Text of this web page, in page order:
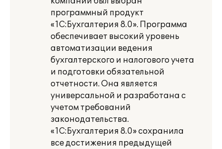
программный продукт
«1С:Бухгалтерия 8.0». Программа
обеспечивает высокий уровень
автоматизации ведения
бухгалтерского и налогового учета
и подготовки обязательной
отчетности. Она является
универсальной и разработана с
учетом требований
законодательства.
«1С:Бухгалтерия 8.0» сохранила
все достижения предыдущей